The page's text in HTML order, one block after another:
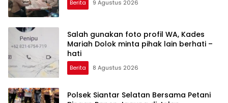
Berita 9 Agustus 2026
Salah gunakan foto profil WA, Kades
Mariah Dolok minta pihak lain berhati –
hati
Berita 8 Agustus 2026
Polsek Siantar Selatan Bersama Petani